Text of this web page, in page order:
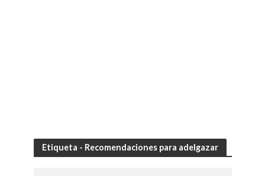
Etiqueta - Recomendaciones para adelgazar